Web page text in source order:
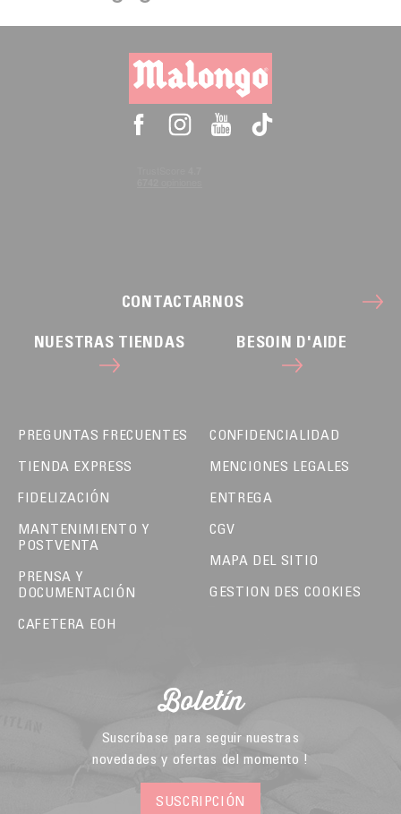
CONTACTARNOS
NUESTRAS TIENDAS BESOIN D'AIDE
PREGUNTAS FRECUENTES
TIENDA EXPRESS
FIDELIZACIÓN
MANTENIMIENTO Y
POSTVENTA
PRENSA Y
DOCUMENTACIÓN
CAFETERA EOH
CONFIDENCIALIDAD
MENCIONES LEGALES
ENTREGA
CGV
MAPA DEL SITIO
GESTION DES COOKIES
Boletín
Suscríbase para seguir nuestras
novedades y ofertas del momento !
SUSCRIPCIÓN